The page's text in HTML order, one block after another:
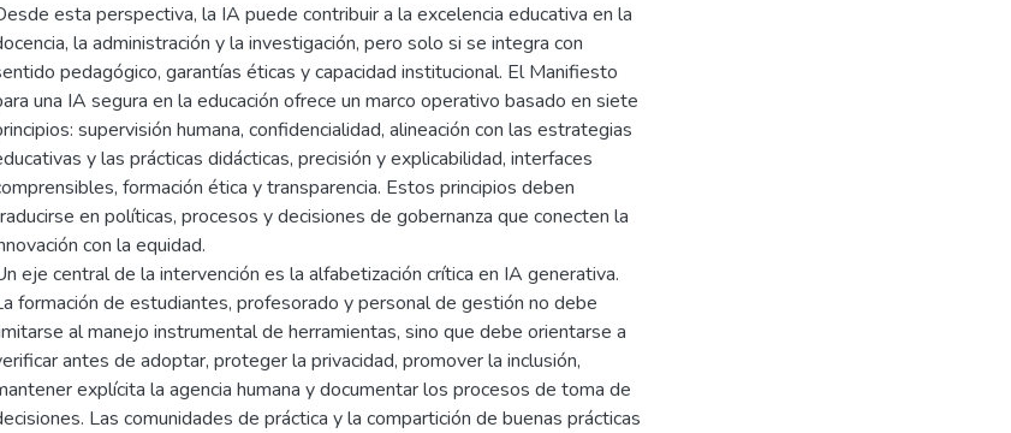
esta perspectiva, la IA puede contribuir a la excelencia educativa en la
la administración y la investigación, pero solo si se integra con
pedagógico, garantías éticas y capacidad institucional. El Manifiesto
una IA segura en la educación ofrece un marco operativo basado en siete
supervisión humana, confidencialidad, alineación con las estrategias
y las prácticas didácticas, precisión y explicabilidad, interfaces
formación ética y transparencia. Estos principios deben
en políticas, procesos y decisiones de gobernanza que conecten la
con la equidad.
eje central de la intervención es la alfabetización crítica en IA generativa.
formación de estudiantes, profesorado y personal de gestión no debe
al manejo instrumental de herramientas, sino que debe orientarse a
antes de adoptar, proteger la privacidad, promover la inclusión,
explícita la agencia humana y documentar los procesos de toma de
Las comunidades de práctica y la compartición de buenas prácticas